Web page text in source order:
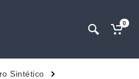
0
Sintético